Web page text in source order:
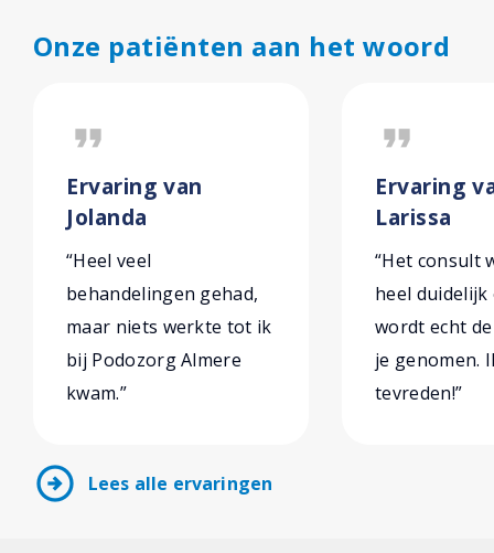
Onze patiënten aan het woord
format_quote
Ervaring van
Jolanda
“Heel veel
behandelingen gehad,
maar niets werkte tot ik
bij Podozorg Almere
kwam.”
format_quote
Ervaring
Larissa
“Het consult
heel duidelijk
wordt echt
je genomen.
tevreden!”
arrow_circle_right Lees alle ervaringen